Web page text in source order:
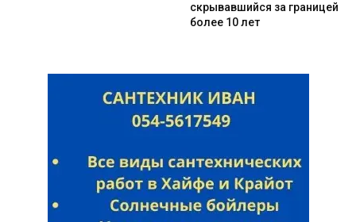
скрывавшийся за границей
более 10 лет